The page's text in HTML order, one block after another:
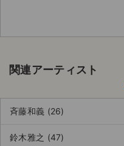
ご利用ガイド
手数料・お支払い方法
関連アーティスト
斉藤和義 (26)
鈴木雅之 (47)